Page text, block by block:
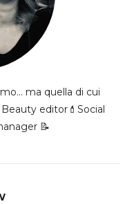
ma quella di cui
editor💄Social
📝